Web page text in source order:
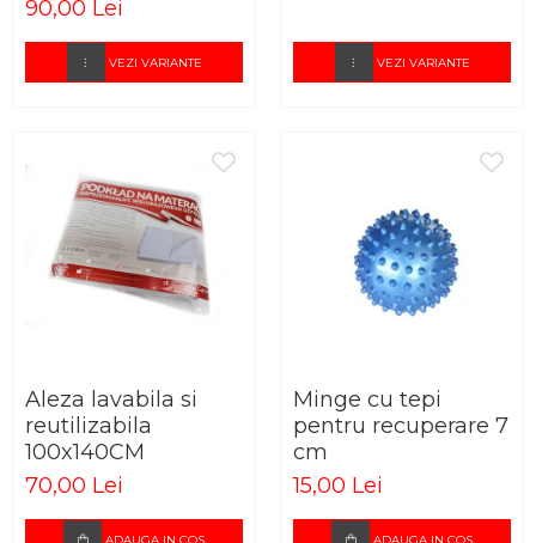
90,00 Lei
VEZI VARIANTE VEZI VARIANTE
Aleza lavabila si
reutilizabila
100x140CM
70,00 Lei
Minge cu tepi
pentru recuperare 7
cm
15,00 Lei